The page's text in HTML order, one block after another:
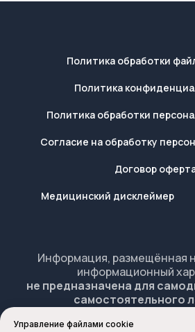
Политика обработки
Политика
Политика обработки
Согласие на обработку
Договор
Медицинский дисклеймер
Информация, размещённая
информационный
не предназначена для
самостоятельного
медицинских услуг
Управление файлами cookie